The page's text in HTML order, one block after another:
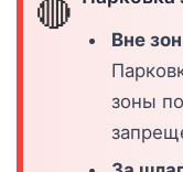
🔴
Вне
зоны